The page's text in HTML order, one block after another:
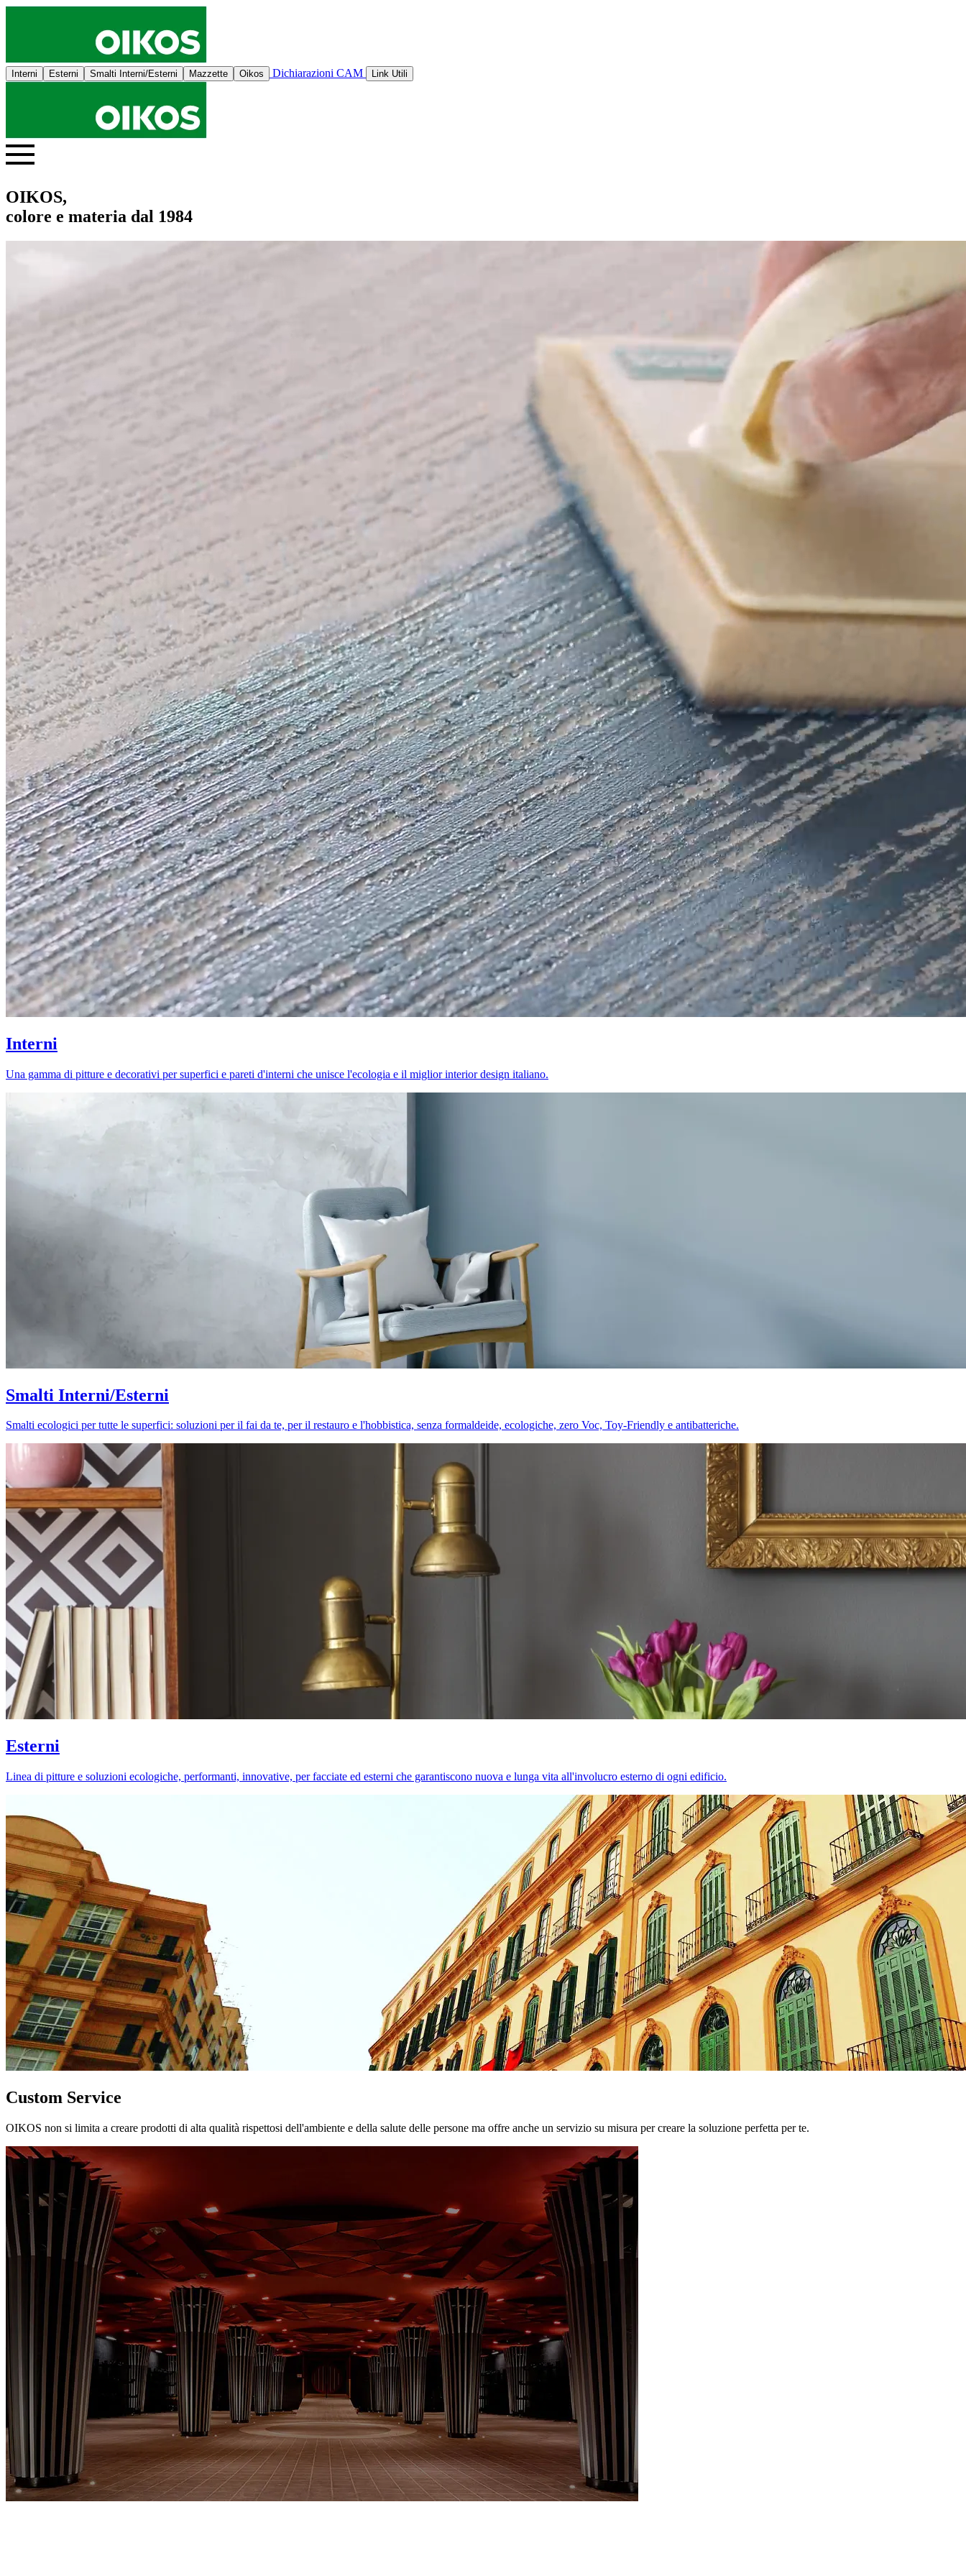
Interni Esterni Smalti Interni/Esterni Mazzette Oikos Dichiarazioni CAM Link Utili
OIKOS,
colore e materia dal 1984
Interni
Una gamma di pitture e decorativi per superfici e pareti d'interni che unisce l'ecologia e il miglior interior design italiano.
Smalti Interni/Esterni
Smalti ecologici per tutte le superfici: soluzioni per il fai da te, per il restauro e l'hobbistica, senza formaldeide, ecologiche, zero Voc, Toy-Friendly e antibatteriche.
Esterni
Linea di pitture e soluzioni ecologiche, performanti, innovative, per facciate ed esterni che garantiscono nuova e lunga vita all'involucro esterno di ogni edificio.
Custom Service
OIKOS non si limita a creare prodotti di alta qualità rispettosi dell'ambiente e della salute delle persone ma offre anche un servizio su misura per creare la soluzione perfetta per te.